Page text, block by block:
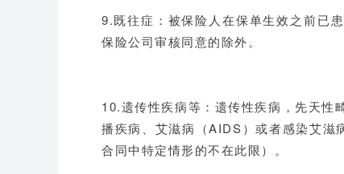
9.既往症：被保险人在保单生效之前已
保险公司审核同意的除外。
10.遗传性疾病等：遗传性疾病，先天性
播疾病、艾滋病（AIDS）或者感染艾滋
合同中特定情形的不在此限）。